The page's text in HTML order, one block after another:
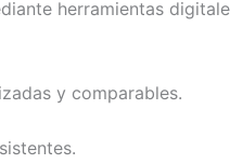
herramientas
y comparables.